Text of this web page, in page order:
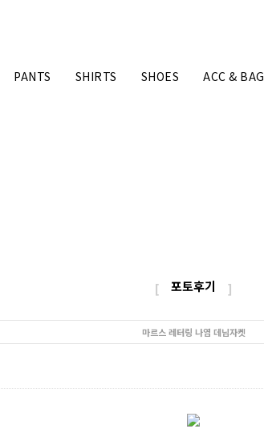
PANTS SHIRTS SHOES ACC & BAG
[ 포토후기 ]
마르스 레터링 나염 데님자켓